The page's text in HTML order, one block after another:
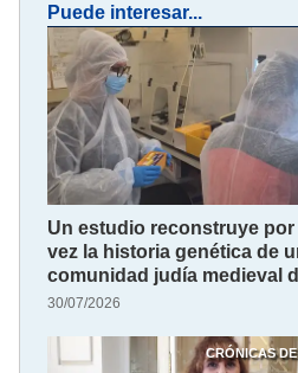
Puede interesar...
Un estudio reconstruye por
vez la historia genética de
comunidad judía medieval
30/07/2026
CRÓNICAS